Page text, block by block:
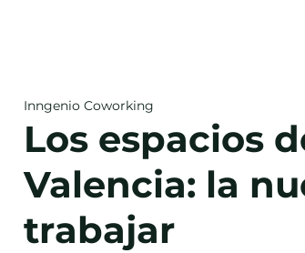
Los espacios
Valencia: la
trabajar
Inngenio Coworking